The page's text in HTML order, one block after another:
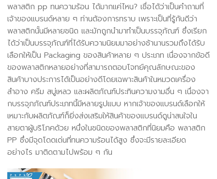
พลาสติก pp ทนความร้อน ได้มากแค่ไหน? เชื่อได้ว่าเป็นคำถามที่
เจ้าของแบรนด์หลาย ๆ ท่านต้องการทราบ เพราะเป็นที่รู้กันดีว่า
พลาสติกนั้นมีหลายชนิด และมักถูกนำมาทำเป็นบรรจุภัณฑ์ ซึ่งเรียก
ได้ว่าเป็นบรรจุภัณฑ์ที่ได้รับความนิยมมาอย่างช้านานรวมถึงได้รับ
เลือกให้เป็น Packaging ของสินค้าหลาย ๆ ประเภท เนื่องจากข้อดี
ของพลาสติกหลายอย่างที่สามารถตอบโจทย์คุณลักษณะของ
สินค้าบางประการได้เป็นอย่างดีโดยเฉพาะสินค้าในหมวดเครื่อง
สำอาง ครีม สบู่เหลว และผลิตภัณฑ์ประทินความงามอื่น ๆ เนื่องจา
กบรรจุภภัณฑ์ประเภทนี้มีหลายรูปแบบ หากเจ้าของแบรนด์เลือกให้
เหมาะกับผลิตภัณฑ์ก็ยิ่งส่งเสริมให้สินค้าของแบรนด์ดูน่าสนใจใน
สายตาผู้บริโภคด้วย หนึ่งในชนิดของพลาสติกที่นิยมคือ พลาสติก
PP ซึ่งมีจุดโดดเด่นที่ทนความร้อนได้สูง ซึ่งจะมีรายละเอียด
อย่างไร มาติดตามไปพร้อม ๆ กัน